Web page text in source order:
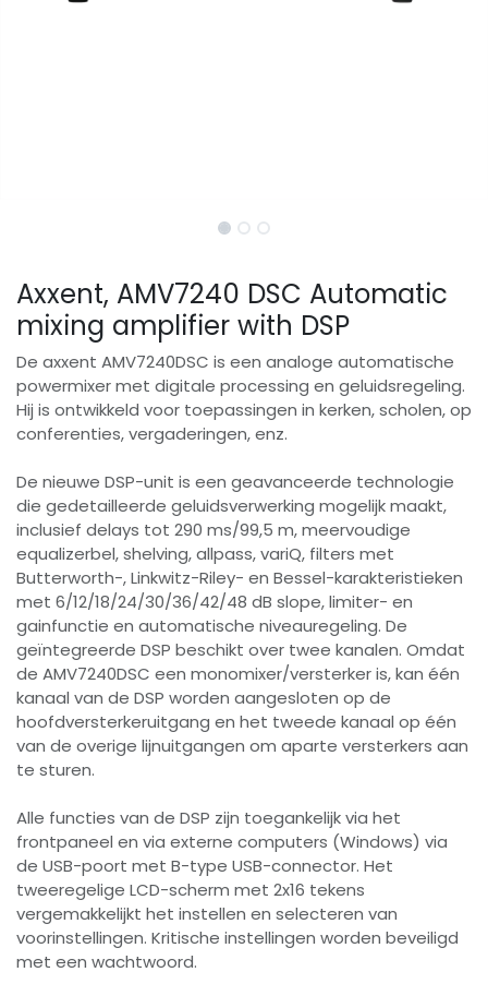
Axxent, AMV7240 DSC Automatic
mixing amplifier with DSP
De axxent AMV7240DSC is een analoge automatische
powermixer met digitale processing en geluidsregeling.
Hij is ontwikkeld voor toepassingen in kerken, scholen, op
conferenties, vergaderingen, enz.
De nieuwe DSP-unit is een geavanceerde technologie
die gedetailleerde geluidsverwerking mogelijk maakt,
inclusief delays tot 290 ms/99,5 m, meervoudige
equalizerbel, shelving, allpass, variQ, filters met
Butterworth-, Linkwitz-Riley- en Bessel-karakteristieken
met 6/12/18/24/30/36/42/48 dB slope, limiter- en
gainfunctie en automatische niveauregeling. De
geïntegreerde DSP beschikt over twee kanalen. Omdat
de AMV7240DSC een monomixer/versterker is, kan één
kanaal van de DSP worden aangesloten op de
hoofdversterkeruitgang en het tweede kanaal op één
van de overige lijnuitgangen om aparte versterkers aan
te sturen.
Alle functies van de DSP zijn toegankelijk via het
frontpaneel en via externe computers (Windows) via
de USB-poort met B-type USB-connector. Het
tweeregelige LCD-scherm met 2x16 tekens
vergemakkelijkt het instellen en selecteren van
voorinstellingen. Kritische instellingen worden beveiligd
met een wachtwoord.